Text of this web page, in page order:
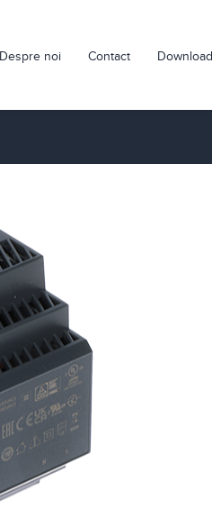
Despre noi Contact Download